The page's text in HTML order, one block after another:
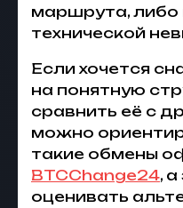
маршрута, либо
технической
Если хочется
на понятную
сравнить её с
можно
такие обмены
BTCChange24,
оценивать